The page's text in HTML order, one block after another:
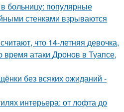
больницу: популярные
стенками взрываются
что 14-летняя девочка,
время атаки Дронов в Туапсе,
без всяких ожиданий -
интерьера: от лофта до